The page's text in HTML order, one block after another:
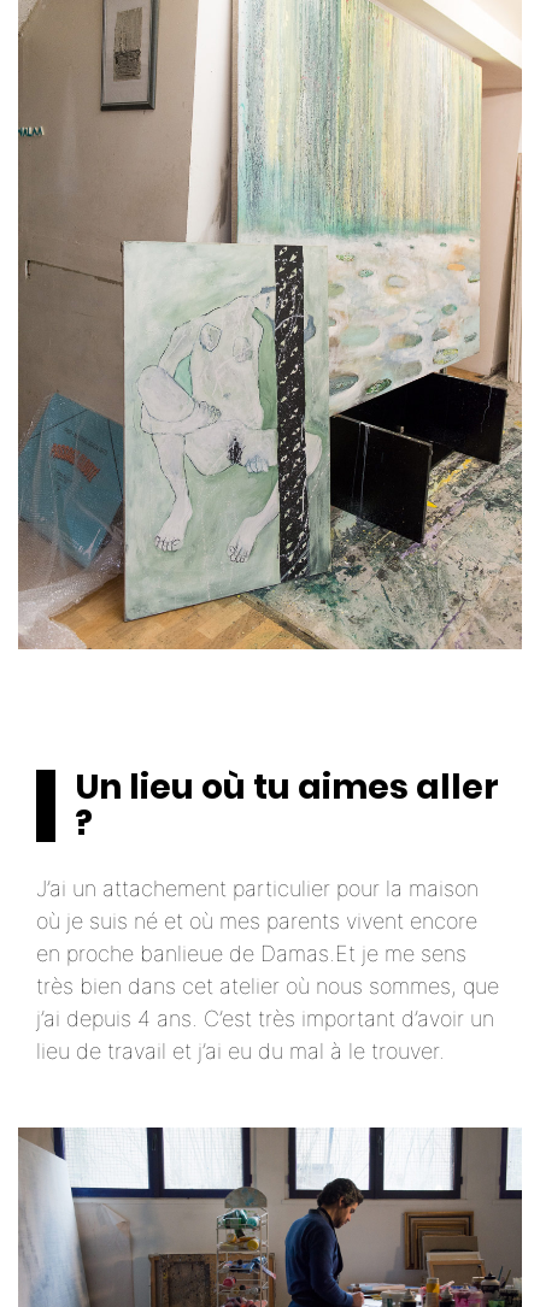
Un lieu où tu aimes aller
?
J’ai un attachement particulier pour la maison
où je suis né et où mes parents vivent encore
en proche banlieue de Damas.Et je me sens
très bien dans cet atelier où nous sommes, que
j’ai depuis 4 ans. C’est très important d’avoir un
lieu de travail et j’ai eu du mal à le trouver.